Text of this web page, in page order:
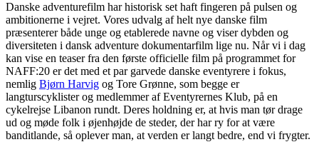
Danske adventurefilm har historisk set haft fingeren på pulsen og
ambitionerne i vejret. Vores udvalg af helt nye danske film
præsenterer både unge og etablerede navne og viser dybden og
diversiteten i dansk adventure dokumentarfilm lige nu. Når vi i dag
kan vise en teaser fra den første officielle film på programmet for
NAFF:20 er det med et par garvede danske eventyrere i fokus,
nemlig Bjørn Harvig og Tore Grønne, som begge er
langturscyklister og medlemmer af Eventyrernes Klub, på en
cykelrejse Libanon rundt. Deres holdning er, at hvis man tør drage
ud og møde folk i øjenhøjde de steder, der har ry for at være
banditlande, så oplever man, at verden er langt bedre, end vi frygter.